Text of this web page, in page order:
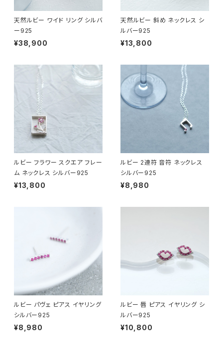
天然ルビー ワイド リング シルバ
ー925
¥38,900
天然ルビー 斜め ネックレス シ
ルバー925
¥13,800
ルビー フラワー スクエア フレー
ム ネックレス シルバー925
¥13,800
ルビー 2連符 音符 ネックレス
シルバー925
¥8,980
ルビー パヴェ ピアス イヤリング
シルバー925
¥8,980
ルビー 唇 ピアス イヤリング シ
ルバー925
¥10,800